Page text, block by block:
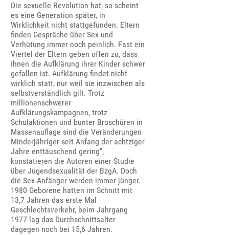
Die sexuelle Revolution hat, so scheint
es eine Generation später, in
Wirklichkeit nicht stattgefunden. Eltern
finden Gespräche über Sex und
Verhütung immer noch peinlich. Fast ein
Viertel der Eltern geben offen zu, dass
ihnen die Aufklärung ihrer Kinder schwer
gefallen ist. Aufklärung findet nicht
wirklich statt, nur weil sie inzwischen als
selbstverständlich gilt. Trotz
millionenschwerer
Aufklärungskampagnen, trotz
Schulaktionen und bunter Broschüren in
Massenauflage sind die Veränderungen
Minderjähriger seit Anfang der achtziger
Jahre enttäuschend gering",
konstatieren die Autoren einer Studie
über Jugendsexualität der BzgA. Doch
die Sex-Anfänger werden immer jünger.
1980 Geborene hatten im Schnitt mit
13,7 Jahren das erste Mal
Geschlechtsverkehr, beim Jahrgang
1977 lag das Durchschnittsalter
dagegen noch bei 15,6 Jahren.